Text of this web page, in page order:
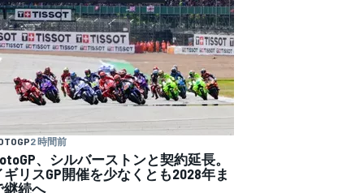
2 時間前
、シルバーストンと契約延長。
ギリスGP開催を少なくとも2028年ま
継続へ